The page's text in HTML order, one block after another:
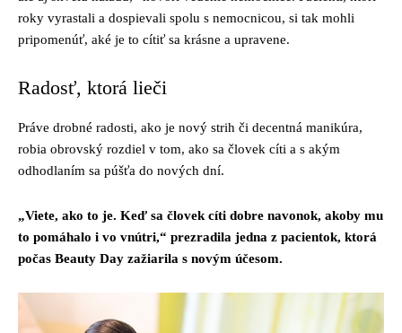
roky vyrastali a dospievali spolu s nemocnicou, si tak mohli
pripomenúť, aké je to cítiť sa krásne a upravene.
Radosť, ktorá lieči
Práve drobné radosti, ako je nový strih či decentná manikúra,
robia obrovský rozdiel v tom, ako sa človek cíti a s akým
odhodlaním sa púšťa do nových dní.
„Viete, ako to je. Keď sa človek cíti dobre navonok, akoby mu
to pomáhalo i vo vnútri,“ prezradila jedna z pacientok, ktorá
počas Beauty Day zažiarila s novým účesom.